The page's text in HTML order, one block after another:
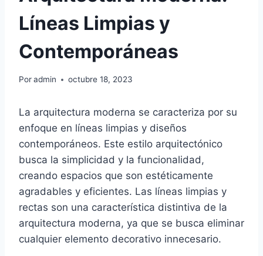
Líneas Limpias y
Contemporáneas
Poradmin octubre 18, 2023
La arquitectura moderna se caracteriza por su
enfoque en líneas limpias y diseños
contemporáneos. Este estilo arquitectónico
busca la simplicidad y la funcionalidad,
creando espacios que son estéticamente
agradables y eficientes. Las líneas limpias y
rectas son una característica distintiva de la
arquitectura moderna, ya que se busca eliminar
cualquier elemento decorativo innecesario.